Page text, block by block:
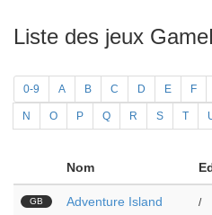
Liste des jeux
0-9 A B C D E F
N O P Q R S T
Nom
GB Adventure Island /